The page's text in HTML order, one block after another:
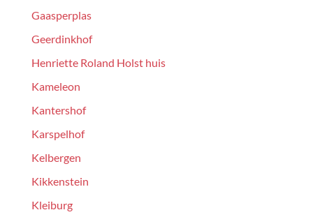
Gaasperplas
Geerdinkhof
Henriette Roland Holst huis
Kameleon
Kantershof
Karspelhof
Kelbergen
Kikkenstein
Kleiburg